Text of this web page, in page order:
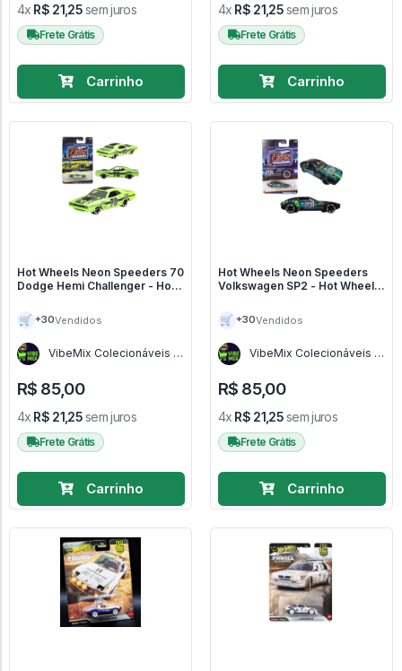
4x R$ 21,25sem juros
Frete Grátis
Carrinho
4x R$ 21,25sem juros
Frete Grátis
Carrinho
Hot Wheels Neon Speeders 70
Dodge Hemi Challenger - Hot
🛒 +30Vendidos
VibeMix Colecionáveis -
R$ 85,00
4x R$ 21,25sem juros
Frete Grátis
Carrinho
Hot Wheels Neon Speeders
Volkswagen SP2 - Hot Wheels
🛒 +30Vendidos
VibeMix Colecionáveis -
R$ 85,00
4x R$ 21,25sem juros
Frete Grátis
Carrinho